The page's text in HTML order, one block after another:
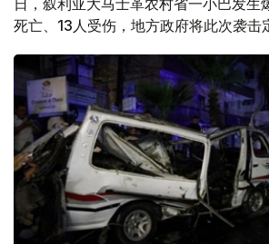
日，叙利亚大马士革农村省一小巴发生
死亡、13人受伤，地方政府将此次袭击